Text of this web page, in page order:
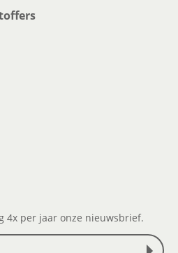
4x per jaar onze nieuwsbrief.